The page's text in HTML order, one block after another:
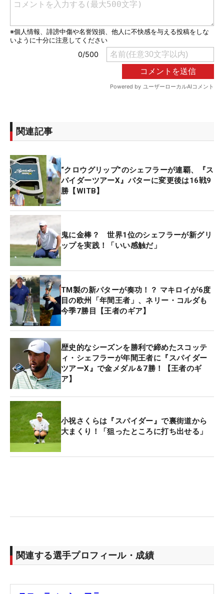
関連記事
“クロウグリップ”のシェフラーが連覇、『ス
パイダーツアーX』パターに変更後は16戦9
勝【WITB】
鬼に金棒？ 世界1位のシェフラーが新グリ
ップを実践！「いい感触だ」
TM製の新パターが奏功！？ マキロイが6度
目の欧州「年間王者」、ネリー・コルダも
今季7勝目【王者のギア】
歴史的なシーズンを勝利で締めたスコッテ
ィ・シェフラーが年間王者に『スパイダー
ツアーX』で金メダル＆7勝！【王者のギ
ア】
小祝さくらは『スパイダー』で裏街道から
大まくり！「狙ったところに打ち出せる」
関連する選手プロフィール・成績